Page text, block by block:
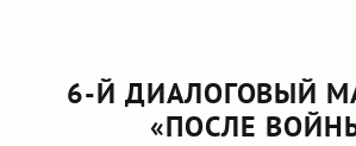
6-Й ДИАЛОГОВЫЙ
«ПОСЛЕ